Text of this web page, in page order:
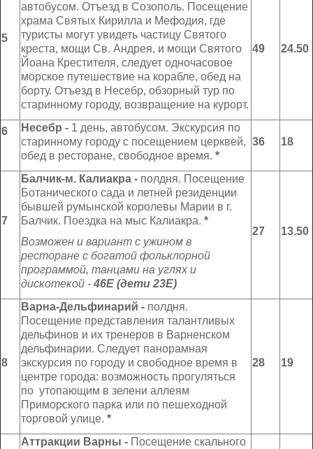
5
автобусом. Отъезд в Созополь. Посещение
храма Святых Кирилла и Мефодия, где
туристы могут увидеть частицу Святого
креста, мощи Св. Андрея, и мощи Святого
Йоана Крестителя, следует одночасовое
морское путешествие на корабле, обед на
борту. Отъезд в Несебр, обзорный тур по
старинному городу, возвращение на курорт.
49 24.50
6 Несебр - 1 день, автобусом. Экскурсия по
старинному городу с посещением церквей,
обед в ресторане, свободное время. *
36 18
7
Балчик-м. Калиакра - полдня. Посещение
Ботанического сада и летней резиденции
бывшей румынской королевы Марии в г.
Балчик. Поездка на мыс Калиакра. *
Возможен и вариант с ужином в
ресторане с богатой фольклорной
программой, танцами на углях и
дискотекой - 46Е (дети 23Е)
27 13.50
8
Варна-Дельфинарий - полдня.
Посещение представления талантливых
дельфинов и их тренеров в Варненском
дельфинарии. Следует панорамная
экскурсия по городу и свободное время в
центре города: возможность прогуляться
по утопающим в зелени аллеям
Приморского парка или по пешеходной
торговой улице. *
28 19
Аттракции Варны - Посещение скального